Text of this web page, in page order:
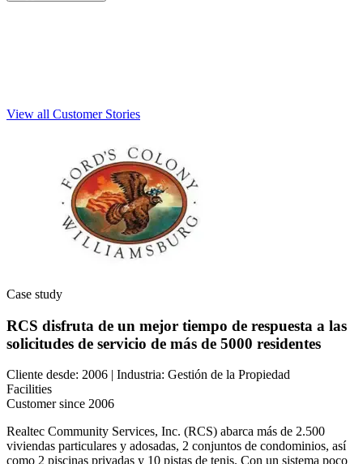
Mejorar el tiempo de actividad
APRENDER
Busque y filtre todo el contenido que publicamos
Perspectiva de profesionales, semanal
Documentos Técnicos (White Papers)
Contenido extenso, con y sin registro
Seminarios web
En vivo y bajo demanda
Datos específicos del sector, resultado compartible
Centro de Ayuda
Documentación del producto con búsqueda
Preguntas y respuestas entre clientes
Centro de Confianza
Seguridad, cumplimiento, alojamiento
Para desarrolladores y propietarios de la plataforma
Notas de Versión
Qué se lanzó, qué viene a continuación
Acerca de eMaint + Fluke
Ecosistema de Confiabilidad Fluke
Cómo funcionan juntos los productos
Socios
Distribuidores, tecnología, entrega
Búsqueda de Socios
Ver todos los socios
Historias de Clientes
Resultados de más de 7.400 implementaciones
Contacto
View all Customer Stories
Case study
RCS disfruta de un mejor tiempo de respuesta a las
solicitudes de servicio de más de 5000 residentes
Cliente desde: 2006 | Industria: Gestión de la Propiedad
Facilities
Customer since 2006
Realtec Community Services, Inc. (RCS) abarca más de 2.500
viviendas particulares y adosadas, 2 conjuntos de condominios, así
como 2 piscinas privadas y 10 pistas de tenis. Con un sistema poco